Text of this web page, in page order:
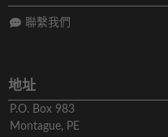
聯繫我們
地址
P.O. Box 983
Montague, PE